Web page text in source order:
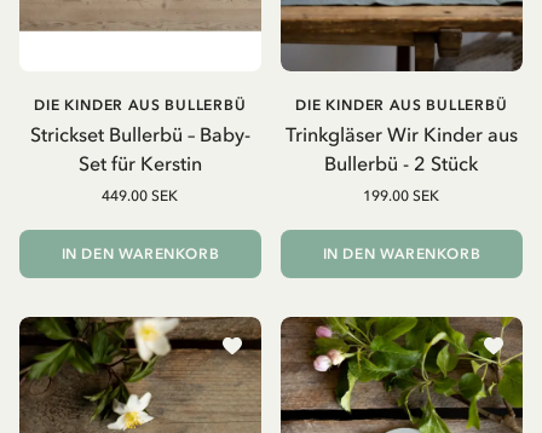
Strickset Bullerbü – Baby-
Set für Kerstin
DIE KINDER AUS BULLERBÜ
449.00 SEK
IN DEN WARENKORB
Trinkgläser Wir Kinder aus
Bullerbü - 2 Stück
DIE KINDER AUS BULLERBÜ
199.00 SEK
IN DEN WARENKORB